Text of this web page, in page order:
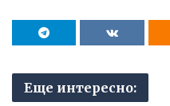
Еще интересно: